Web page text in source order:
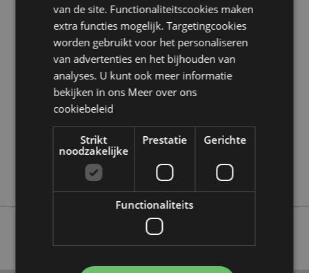
Product eigenschappen
informatie
Hoogte 4cm Breedte 2.5cm Diepte 0.1cm
5056848202545
288
0.023000
Nee
Tropical Frogs
van de site. Functionaliteitscookies maken
extra functies mogelijk. Targetingcookies
worden gebruikt voor het personaliseren
van advertenties en het bijhouden van
analyses. U kunt ook meer informatie
bekijken in ons Meer over ons
cookiebeleid
Strikt
noodzakelijke
Prestatie Gerichte
Functionaliteits